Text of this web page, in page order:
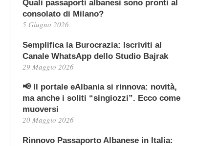
Quali passaporti albanesi sono pronti al
consolato di Milano?
5 Giugno 2026
Semplifica la Burocrazia: Iscriviti al
Canale WhatsApp dello Studio Bajrak
29 Maggio 2026
📢 Il portale eAlbania si rinnova: novità,
ma anche i soliti “singiozzi”. Ecco come
muoversi
20 Maggio 2026
Rinnovo Passaporto Albanese in Italia: